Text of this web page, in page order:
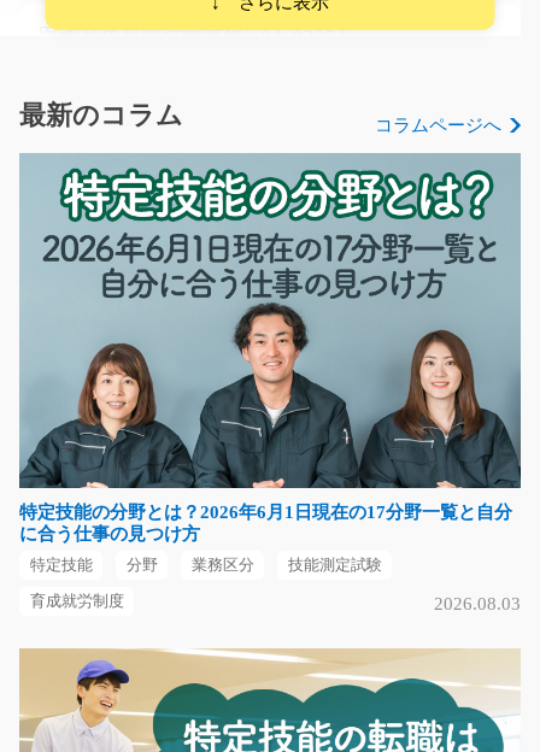
医薬品の品質試験業務/g04_02354
＜主な仕事内容＞ ・薬品の品質試験（原材料・製品の理
長期（3ヶ月以上）
月給292,420円（試用期間3か月…
滋賀県米原市
気になる
施設内で調理をするお仕事です/y08_00423
【未経験の方も大歓迎です】施設内で食事を作ったりす
るお仕事！！優しい…
長期（3ヶ月以上）
時給1000円～
福岡県北九州市門司区
細長いチューブのかんたん組立/y01_01099
最新のコラム コラムページへ
特定技能の分野とは？2026年6月1日現在の17分野一覧と自分
に合う仕事の見つけ方
特定技能 分野 業務区分 技能測定試験
育成就労制度 2026.08.03